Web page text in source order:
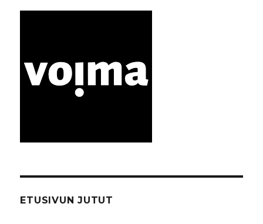
ETUSIVUN JUTUT